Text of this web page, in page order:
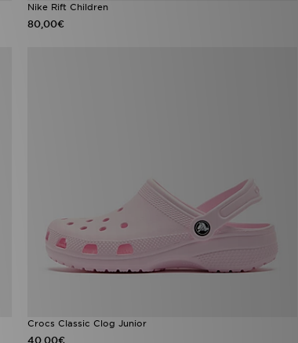
Nike Rift Children
80,00€
Crocs Classic Clog Junior
40,00€